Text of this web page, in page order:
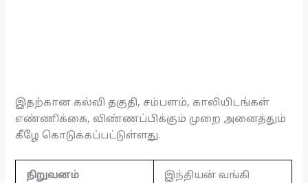
இதற்கான கல்வி தகுதி, சம்பளம், காலியிடங்கள்
எண்ணிக்கை, விண்ணப்பிக்கும் முறை அனைத்தும்
கீழே கொடுக்கப்பட்டுள்ளது.
நிறுவனம் இந்தியன் வங்கி